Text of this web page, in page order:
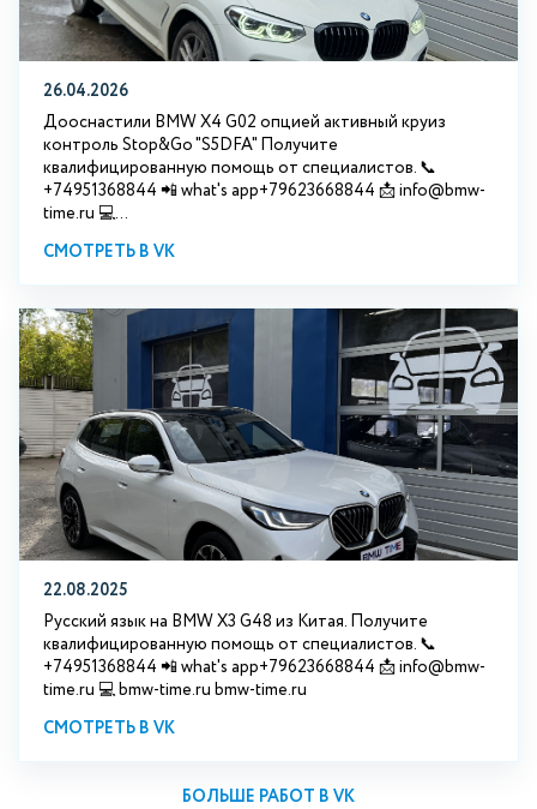
26.04.2026
Дооснастили BMW X4 G02 опцией активный круиз
контроль Stop&Go "S5DFA" Получите
квалифицированную помощь от специалистов. 📞
+74951368844 📲 what's app+79623668844 📩 info@bmw-
time.ru 💻...
СМОТРЕТЬ В VK
22.08.2025
Русский язык на BMW X3 G48 из Китая. Получите
квалифицированную помощь от специалистов. 📞
+74951368844 📲 what's app+79623668844 📩 info@bmw-
time.ru 💻 bmw-time.ru bmw-time.ru
СМОТРЕТЬ В VK
БОЛЬШЕ РАБОТ В VK